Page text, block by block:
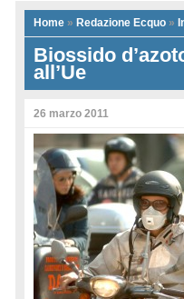
Home » Redazione Ecquo »
Biossido
all’Ue
26 marzo 2011